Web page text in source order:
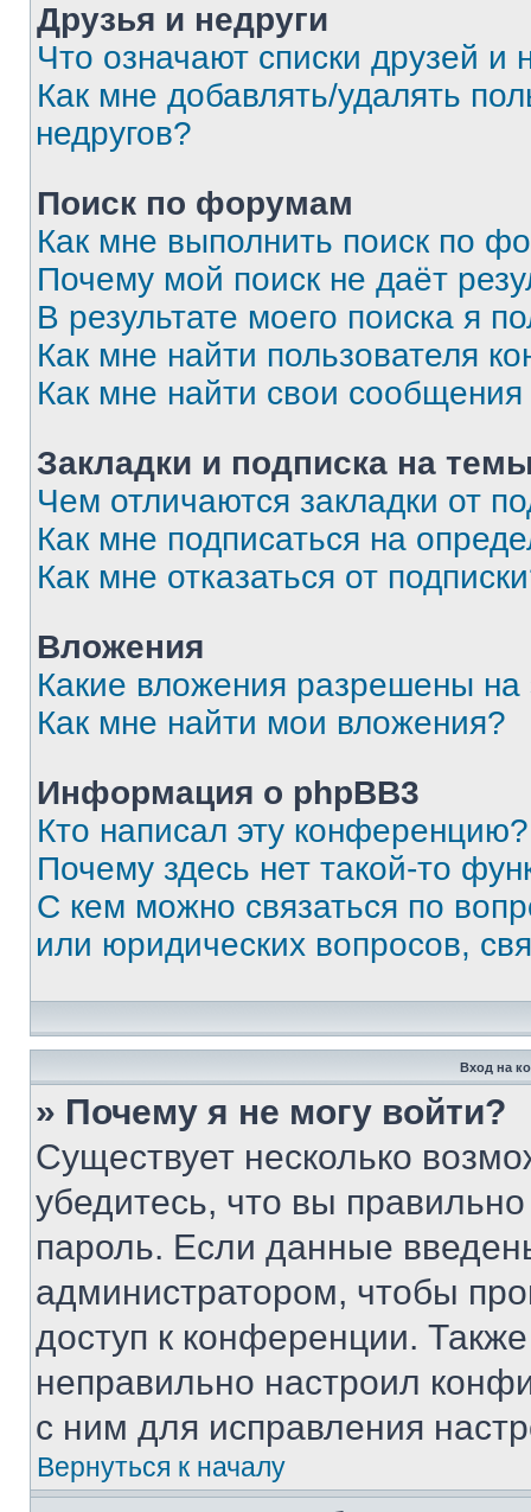
Друзья и недруги
Что означают списки друзей и
Как мне добавлять/удалять
недругов?
Поиск по форумам
Как мне выполнить поиск по
Почему мой поиск не даёт
В результате моего поиска я
Как мне найти пользователя
Как мне найти свои
Закладки и подписка на
Чем отличаются закладки от
Как мне подписаться на
Как мне отказаться от
Вложения
Какие вложения разрешены
Как мне найти мои вложения?
Информация о phpBB3
Кто написал эту конференцию?
Почему здесь нет такой-то
С кем можно связаться по
или юридических вопросов,
Вход на
» Почему я не могу войти?
Существует несколько
убедитесь, что вы
пароль. Если данные
администратором, чтобы
доступ к конференции.
неправильно настроил
с ним для исправления
Вернуться к началу